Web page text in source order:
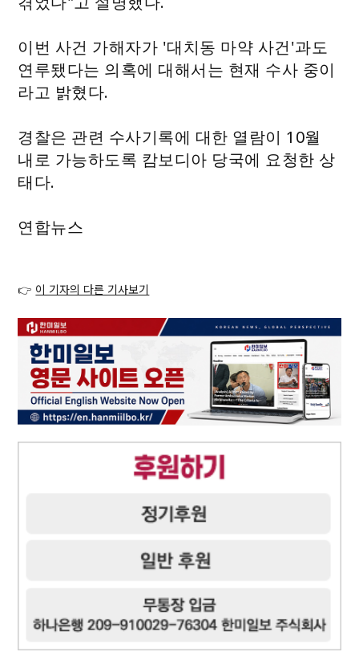
이번 사건 가해자가 '대치동 마약 사건'과도
연루됐다는 의혹에 대해서는 현재 수사 중이
라고 밝혔다.
경찰은 관련 수사기록에 대한 열람이 10월
내로 가능하도록 캄보디아 당국에 요청한 상
태다.
연합뉴스
👉 이 기자의 다른 기사보기